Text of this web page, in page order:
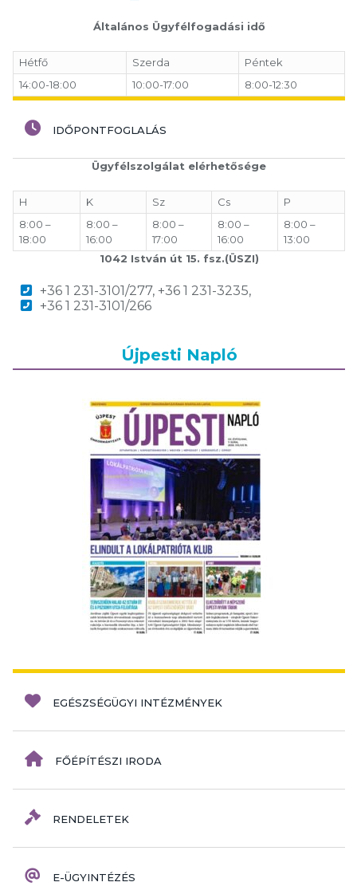
Általános Ügyfélfogadási idő
Hétfő Szerda
Péntek
14:00-18:00
10:00-17:00 8:00-12:30
IDŐPONTFOGLALÁS
Ügyfélszolgálat elérhetősége
H K Sz Cs
P
8:00 –
18:00
8:00 –
16:00
8:00 –
17:00
8:00 –
16:00
8:00 –
13:00
1042 István út 15. fsz.(ÜSZI)
+36 1 231-3101/277, +36 1 231-3235,
+36 1 231-3101/266
Újpesti Napló
EGÉSZSÉGÜGYI INTÉZMÉNYEK
FŐÉPÍTÉSZI IRODA
RENDELETEK
E-ÜGYINTÉZÉS